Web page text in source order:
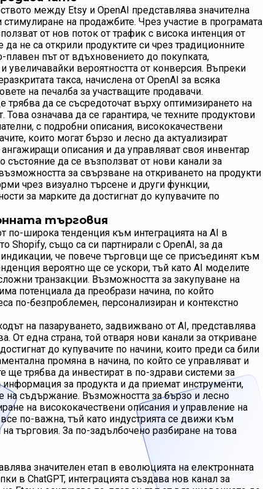
между Etsy и OpenAI представлява значителна
на продажбите. Чрез участие в програмата
от нов поток от трафик с висока интенция от
не са открили продуктите си чрез традиционните
плавен път от вдъхновението до покупката,
увеличавайки вероятността от конверсия. Въпреки
такса, начислена от OpenAI за всяка
на печалба за участващите продавачи.
трябва да се съсредоточат върху оптимизирането на
означава да се гарантира, че техните продуктови
с подробни описания, висококачествени
които могат бързо и лесно да актуализират
описания и да управляват своя инвентар
да се възползват от нови канали за
за свързване на откриването на продукти
чрез визуално търсене и други функции,
за марките да достигнат до купувачите по
търговия
по-широка тенденция към интеграцията на AI в
Shopify, също са си партнирали с OpenAI, за да
че повече търговци ще се присъединят към
вероятно ще се ускори, тъй като AI моделите
транзакции. Възможността за закупуване на
потенциала да преобрази начина, по който
по-безпроблемен, персонализиран и контекстно
на пазаруването, задвижвано от AI, представлява
От една страна, той отваря нови канали за откриване
до купувачите по начини, които преди са били
промяна в начина, по който се управляват и
ще трябва да инвестират в по-здрави системи за
информация за продукта и да приемат инструменти,
на съдържание. Възможността за бързо и лесно
на висококачествени описания и управление на
по-важна, тъй като индустрията се движи към
търговия. За по-задълбочено разбиране на това
значителен етап в еволюцията на електронната
в ChatGPT, интеграцията създава нов канал за